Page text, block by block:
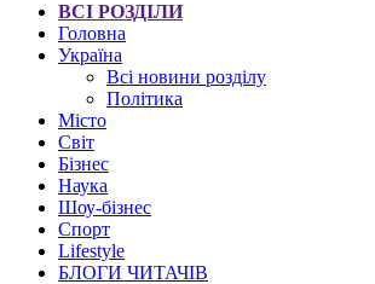
ВСІ РОЗДІЛИ
Головна
Україна
Всі новини розділу
Політика
Місто
Світ
Бізнес
Наука
Шоу-бізнес
Спорт
Lifestyle
БЛОГИ ЧИТАЧІВ